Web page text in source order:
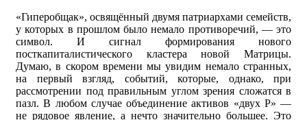
«Гиперобщак», освящённый двумя патриархами семейств,
у которых в прошлом было немало противоречий, — это
символ. И сигнал формирования нового
посткапиталистического кластера новой Матрицы.
Думаю, в скором времени мы увидим немало странных,
на первый взгляд, событий, которые, однако, при
рассмотрении под правильным углом зрения сложатся в
пазл. В любом случае объединение активов «двух Р» —
не рядовое явление, а нечто значительно большее. Это